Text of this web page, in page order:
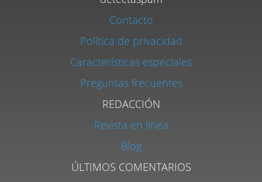
Contacto
Política de privacidad
Características especiales
Preguntas frecuentes
REDACCIÓN
Revista en línea
Blog
ÚLTIMOS COMENTARIOS